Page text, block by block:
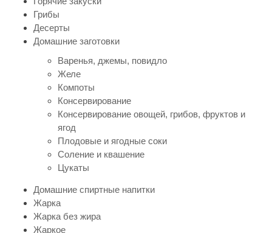
Грибы
Десерты
Домашние заготовки
Варенья, джемы, повидло
Желе
Компоты
Консервирование
Консервирование овощей, грибов, фруктов и
ягод
Плодовые и ягодные соки
Соление и квашение
Цукаты
Домашние спиртные напитки
Жарка
Жарка без жира
Жаркое